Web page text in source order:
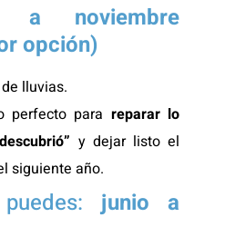
a noviembre
opción)
lluvias.
perfecto para reparar lo
y dejar listo el
siguiente año.
junio a